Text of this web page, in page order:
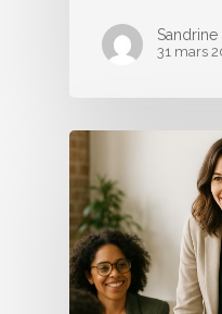
31 mars